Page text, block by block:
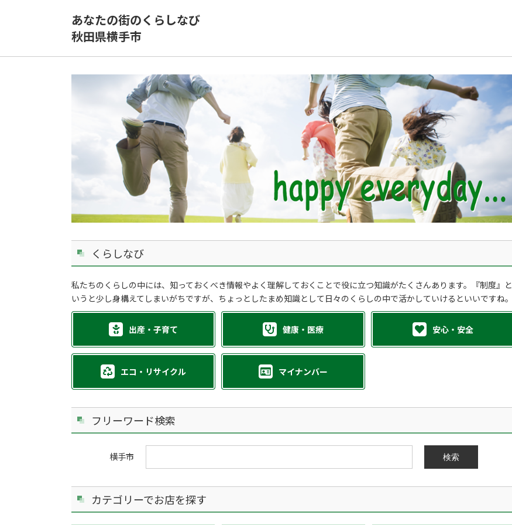
あなたの街のくらしなび
秋田県横手市
くらしなび
私たちのくらしの中には、知っておくべき情報やよく理解しておくことで役に立つ知識がたくさんあります。『制度』と
いうと少し身構えてしまいがちですが、ちょっとしたまめ知識として日々のくらしの中で活かしていけるといいですね。
出産・子育て 健康・医療 安心・安全
エコ・リサイクル マイナンバー
フリーワード検索
横手市 検索
カテゴリーでお店を探す